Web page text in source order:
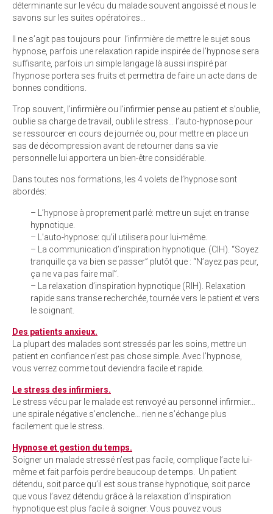
déterminante sur le vécu du malade souvent angoissé et nous le
savons sur les suites opératoires…
Il ne s’agit pas toujours pour l’infirmière de mettre le sujet sous
hypnose, parfois une relaxation rapide inspirée de l’hypnose sera
suffisante, parfois un simple langage là aussi inspiré par
l’hypnose portera ses fruits et permettra de faire un acte dans de
bonnes conditions.
Trop souvent, l’infirmière ou l’infirmier pense au patient et s’oublie,
oublie sa charge de travail, oubli le stress… l’auto-hypnose pour
se ressourcer en cours de journée ou, pour mettre en place un
sas de décompression avant de retourner dans sa vie
personnelle lui apportera un bien-être considérable.
Dans toutes nos formations, les 4 volets de l’hypnose sont
abordés:
– L’hypnose à proprement parlé: mettre un sujet en transe
hypnotique.
– L’auto-hypnose: qu’il utilisera pour lui-même.
– La communication d’inspiration hypnotique. (CIH). “Soyez
tranquille ça va bien se passer” plutôt que : “N’ayez pas peur,
ça ne va pas faire mal”.
– La relaxation d’inspiration hypnotique (RIH). Relaxation
rapide sans transe recherchée, tournée vers le patient et vers
le soignant.
Des patients anxieux.
La plupart des malades sont stressés par les soins, mettre un
patient en confiance n’est pas chose simple. Avec l’hypnose,
vous verrez comme tout deviendra facile et rapide.
Le stress des infirmiers.
Le stress vécu par le malade est renvoyé au personnel infirmier…
une spirale négative s’enclenche… rien ne s’échange plus
facilement que le stress.
Hypnose et gestion du temps.
Soigner un malade stressé n’est pas facile, complique l’acte lui-
même et fait parfois perdre beaucoup de temps. Un patient
détendu, soit parce qu’il est sous transe hypnotique, soit parce
que vous l’avez détendu grâce à la relaxation d’inspiration
hypnotique est plus facile à soigner. Vous pouvez vous